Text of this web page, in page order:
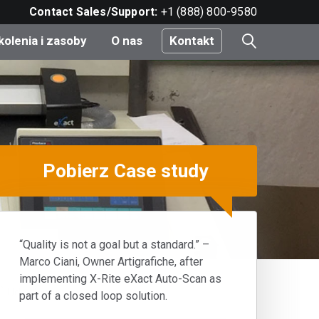
Contact Sales/Support: +1 (888) 800-9580
i zasoby O nas Kontakt
Udostępnij
Pobierz Case study
“Quality is not a goal but a standard.” –
Marco Ciani, Owner Artigrafiche, after
implementing X-Rite eXact Auto-Scan as
part of a closed loop solution.